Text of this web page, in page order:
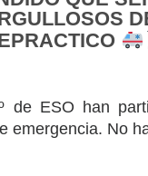
de ESO han
No